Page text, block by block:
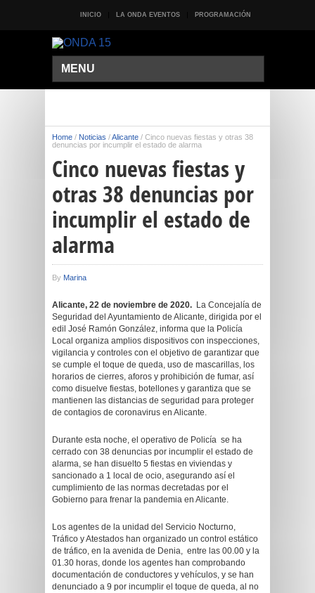
INICIO LA ONDA EVENTOS PROGRAMACIÓN
MENU
Home / Noticias /Alicante / Cinco nuevas fiestas y otras 38
denuncias por incumplir el estado de alarma
Cinco nuevas fiestas y
otras 38 denuncias por
incumplir el estado de
alarma
By Marina
Alicante, 22 de noviembre de 2020. La Concejalía de
Seguridad del Ayuntamiento de Alicante, dirigida por el
edil José Ramón González, informa que la Policía
Local organiza amplios dispositivos con inspecciones,
vigilancia y controles con el objetivo de garantizar que
se cumple el toque de queda, uso de mascarillas, los
horarios de cierres, aforos y prohibición de fumar, así
como disuelve fiestas, botellones y garantiza que se
mantienen las distancias de seguridad para proteger
de contagios de coronavirus en Alicante.
Durante esta noche, el operativo de Policía se ha
cerrado con 38 denuncias por incumplir el estado de
alarma, se han disuelto 5 fiestas en viviendas y
sancionado a 1 local de ocio, asegurando así el
cumplimiento de las normas decretadas por el
Gobierno para frenar la pandemia en Alicante.
Los agentes de la unidad del Servicio Nocturno,
Tráfico y Atestados han organizado un control estático
de tráfico, en la avenida de Denia, entre las 00.00 y la
01.30 horas, donde los agentes han comprobando
documentación de conductores y vehículos, y se han
denunciado a 9 por incumplir el toque de queda, al no